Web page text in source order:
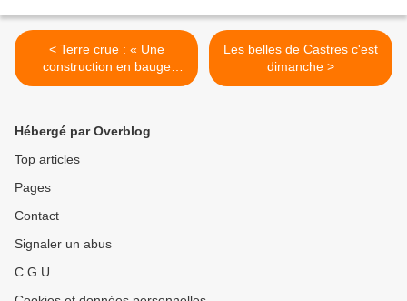
< Terre crue : « Une
construction en bauge
consomme 50 % de
Les belles de Castres c'est
dimanche >
Hébergé par Overblog
Top articles
Pages
Contact
Signaler un abus
C.G.U.